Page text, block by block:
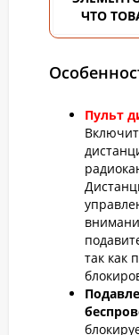
ЧТО
Пульт
так как